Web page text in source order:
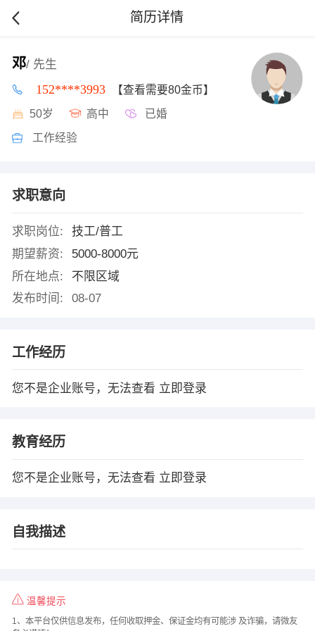
简历详情
邓/ 先生
152****3993 【查看需要80金币】
50岁 高中 已婚
工作经验
求职意向
求职岗位:
技工/普工
期望薪资:
5000-8000元
所在地点:
不限区域
发布时间:
08-07
工作经历
您不是企业账号，无法查看 立即登录
教育经历
您不是企业账号，无法查看 立即登录
自我描述
温馨提示
1、本平台仅供信息发布，任何收取押金、保证金均有可能涉 及诈骗，请微友